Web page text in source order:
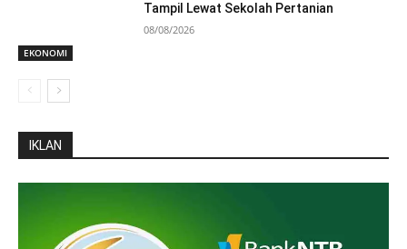
EKONOMI
Tampil Lewat Sekolah Pertanian
08/08/2026
IKLAN